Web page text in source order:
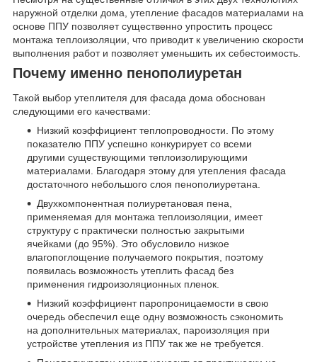
наружной отделки дома, утепление фасадов материалами на
основе ППУ позволяет существенно упростить процесс
монтажа теплоизоляции, что приводит к увеличению скорости
выполнения работ и позволяет уменьшить их себестоимость.
Почему именно пенополиуретан
Такой выбор утеплителя для фасада дома обоснован
следующими его качествами:
Низкий коэффициент теплопроводности. По этому
показателю ППУ успешно конкурирует со всеми
другими существующими теплоизолирующими
материалами. Благодаря этому для утепления фасада
достаточного небольшого слоя пенополиуретана.
Двухкомпонентная полиуретановая пена,
применяемая для монтажа теплоизоляции, имеет
структуру с практически полностью закрытыми
ячейками (до 95%). Это обусловило низкое
влагопоглощение получаемого покрытия, поэтому
появилась возможность утеплить фасад без
применения гидроизоляционных пленок.
Низкий коэффициент паропроницаемости в свою
очередь обеспечил еще одну возможность сэкономить
на дополнительных материалах, пароизоляция при
устройстве утепления из ППУ так же не требуется.